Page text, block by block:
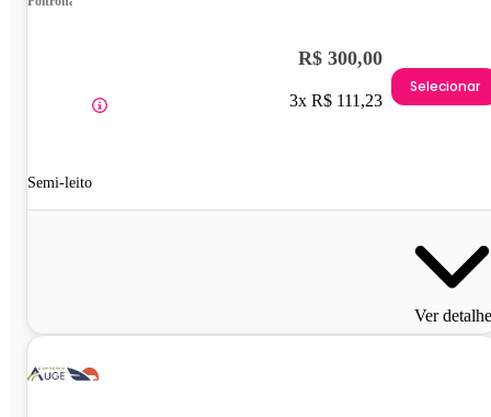
Semi-leito
R$ 300,00
3x R$ 111,23
Selecionar
Ver